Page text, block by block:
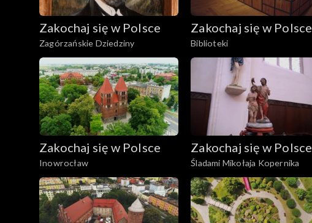
Zakochaj się w Polsce
Zagórzańskie Dziedziny
Zakochaj się w Polsce
Biblioteki
Zakochaj się w Polsce
Inowrocław
Zakochaj się w Polsce
Śladami Mikołaja Kopernika